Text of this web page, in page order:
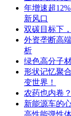
年增速超
新风口
双碳目标下
外资垄断高
析
绿色高分子
形状记忆聚
变世界！
农药也内卷
新能源车的